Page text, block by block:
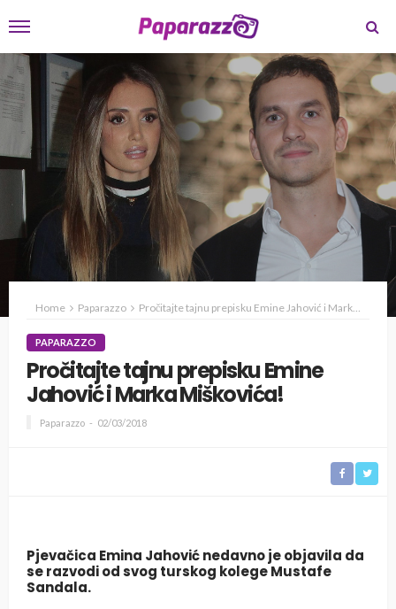
Home Paparazzo Pročitajte tajnu prepisku Emine Jahović i Marka Miškovića!
PAPARAZZO
Pročitajte tajnu prepisku Emine
Jahović i Marka Miškovića!
Paparazzo 02/03/2018
Pjevačica Emina Jahović nedavno je objavila da
se razvodi od svog turskog kolege Mustafe
Sandala.